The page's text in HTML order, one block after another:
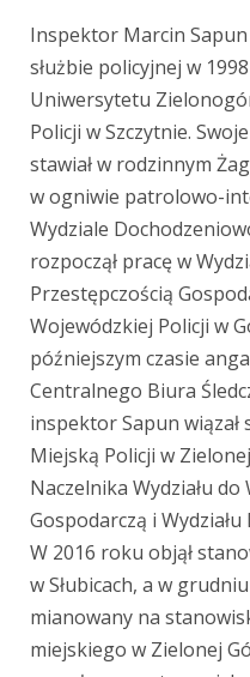
Inspektor Marcin
służbie policyjnej w
Uniwersytetu
Policji w Szczytnie.
stawiał w rodzinnym
w ogniwie patrolowo-
Wydziale
rozpoczął pracę w
Przestępczością
Wojewódzkiej Policji w
późniejszym czasie
Centralnego Biura
inspektor Sapun wiązał
Miejską Policji w
Naczelnika Wydziału
Gospodarczą i
W 2016 roku objął
w Słubicach, a w
mianowany na
miejskiego w Zielonej